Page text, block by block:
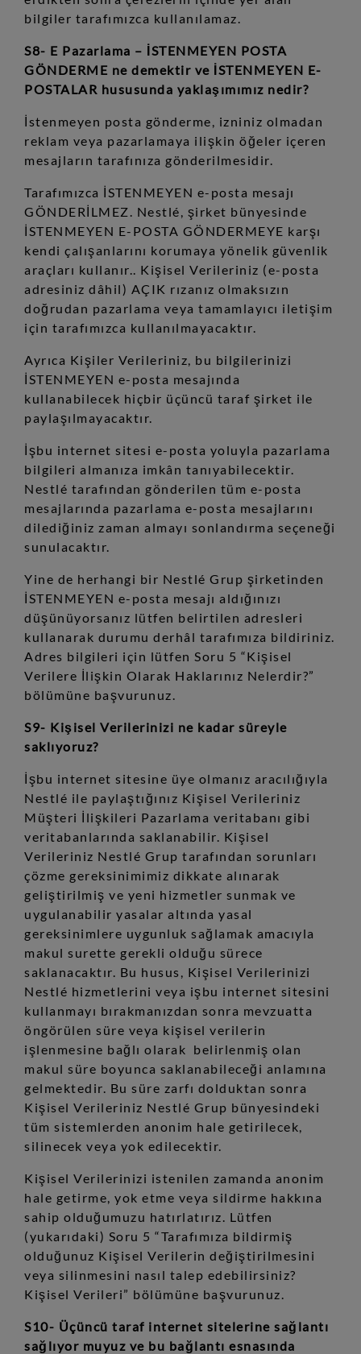
bilgiler tarafımızca kullanılamaz.
S8- E Pazarlama – İSTENMEYEN POSTA
GÖNDERME ne demektir ve İSTENMEYEN E-
POSTALAR hususunda yaklaşımımız nedir?
İstenmeyen posta gönderme, izniniz olmadan
reklam veya pazarlamaya ilişkin öğeler içeren
mesajların tarafınıza gönderilmesidir.
Tarafımızca İSTENMEYEN e-posta mesajı
GÖNDERİLMEZ. Nestlé, şirket bünyesinde
İSTENMEYEN E-POSTA GÖNDERMEYE karşı
kendi çalışanlarını korumaya yönelik güvenlik
araçları kullanır.. Kişisel Verileriniz (e-posta
adresiniz dâhil) AÇIK rızanız olmaksızın
doğrudan pazarlama veya tamamlayıcı iletişim
için tarafımızca kullanılmayacaktır.
Ayrıca Kişiler Verileriniz, bu bilgilerinizi
İSTENMEYEN e-posta mesajında
kullanabilecek hiçbir üçüncü taraf şirket ile
paylaşılmayacaktır.
İşbu internet sitesi e-posta yoluyla pazarlama
bilgileri almanıza imkân tanıyabilecektir.
Nestlé tarafından gönderilen tüm e-posta
mesajlarında pazarlama e-posta mesajlarını
dilediğiniz zaman almayı sonlandırma seçeneği
sunulacaktır.
Yine de herhangi bir Nestlé Grup şirketinden
İSTENMEYEN e-posta mesajı aldığınızı
düşünüyorsanız lütfen belirtilen adresleri
kullanarak durumu derhâl tarafımıza bildiriniz.
Adres bilgileri için lütfen Soru 5 “Kişisel
Verilere İlişkin Olarak Haklarınız Nelerdir?”
bölümüne başvurunuz.
S9- Kişisel Verilerinizi ne kadar süreyle
saklıyoruz?
İşbu internet sitesine üye olmanız aracılığıyla
Nestlé ile paylaştığınız Kişisel Verileriniz
Müşteri İlişkileri Pazarlama veritabanı gibi
veritabanlarında saklanabilir. Kişisel
Verileriniz Nestlé Grup tarafından sorunları
çözme gereksinimimiz dikkate alınarak
geliştirilmiş ve yeni hizmetler sunmak ve
uygulanabilir yasalar altında yasal
gereksinimlere uygunluk sağlamak amacıyla
makul surette gerekli olduğu sürece
saklanacaktır. Bu husus, Kişisel Verilerinizi
Nestlé hizmetlerini veya işbu internet sitesini
kullanmayı bırakmanızdan sonra mevzuatta
öngörülen süre veya kişisel verilerin
işlenmesine bağlı olarak belirlenmiş olan
makul süre boyunca saklanabileceği anlamına
gelmektedir. Bu süre zarfı dolduktan sonra
Kişisel Verileriniz Nestlé Grup bünyesindeki
tüm sistemlerden anonim hale getirilecek,
silinecek veya yok edilecektir.
Kişisel Verilerinizi istenilen zamanda anonim
hale getirme, yok etme veya sildirme hakkına
sahip olduğumuzu hatırlatırız. Lütfen
(yukarıdaki) Soru 5 “Tarafımıza bildirmiş
olduğunuz Kişisel Verilerin değiştirilmesini
veya silinmesini nasıl talep edebilirsiniz?
Kişisel Verileri” bölümüne başvurunuz.
S10- Üçüncü taraf internet sitelerine sağlantı
sağlıyor muyuz ve bu bağlantı esnasında